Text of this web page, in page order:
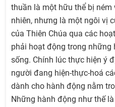
thuần là một hữu thể bị ném
nhiên, nhưng là một ngôi vị
của Thiên Chúa qua các
phải hoạt động trong những
sống. Chính lúc thực hiện ý
người đang hiện-thực-hoá
dành cho hành động nằm
Những hành động như thế